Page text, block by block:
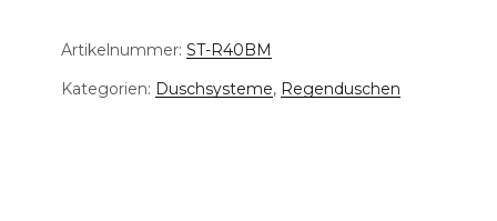
Artikelnummer: ST-R40BM
Kategorien: Duschsysteme, Regenduschen